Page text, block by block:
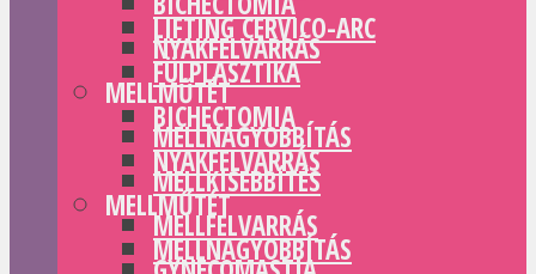
NYAKFELVARRÁS
MELLMŰTÉT
MELLNAGYOBBÍTÁS
MELLKISEBBÍTÉS
MELLFELVARRÁS
LIFTING CERVICO-ARC
FÜLPLASZTIKA
BICHECTOMIA
NYAKFELVARRÁS
MELLMŰTÉT
MELLNAGYOBBÍTÁS